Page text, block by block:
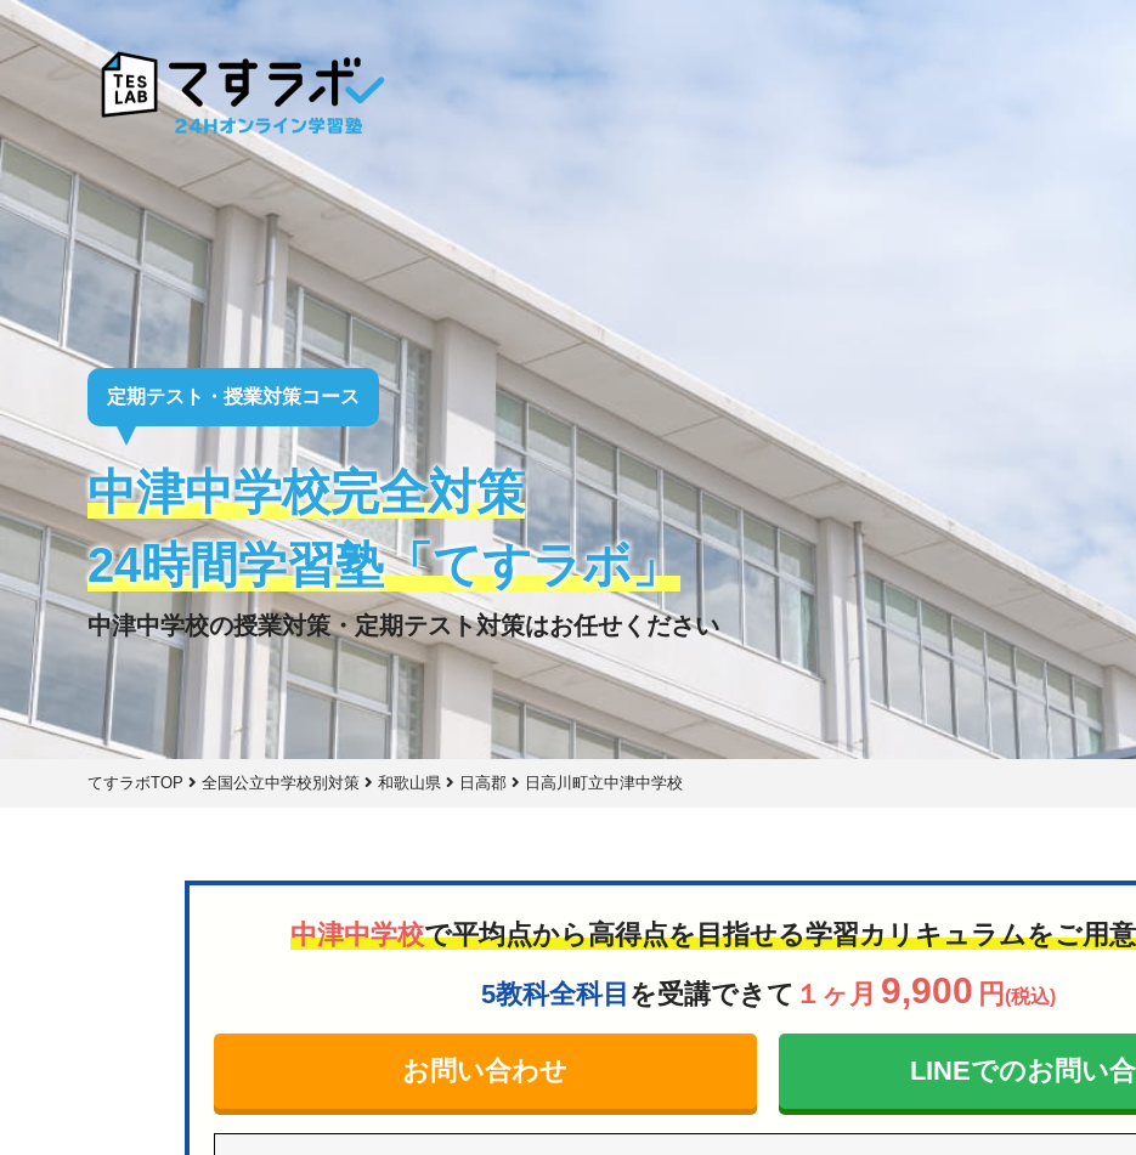
定期テスト・授業対策コース
中津中学校完全対策
24時間学習塾「てすラボ」
中津中学校の授業対策・定期テスト対策はお任せください
てすラボTOP 全国公立中学校別対策 和歌山県 日高郡 日高川町立中津中学校
中津中学校で平均点から高得点を目指せる学習カリキュラムをご用
5教科全科目 を受講できて １ヶ月 9,900 円 (税込)
お問い合わせ LINEでのお問い